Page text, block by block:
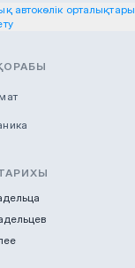
Uralsk
& Tank Pavlodar
Almaty
Shymkent
Auto Nurly Zhol
автокөлік орталықтары